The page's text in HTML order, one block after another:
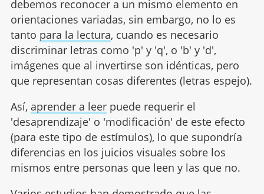
debemos reconocer a un mismo elemento en
orientaciones variadas, sin embargo, no lo es
tanto para la lectura, cuando es necesario
discriminar letras como 'p' y 'q', o 'b' y 'd',
imágenes que al invertirse son idénticas, pero
que representan cosas diferentes (letras espejo).
Así, aprender a leerpuede requerir el
'desaprendizaje' o 'modificación' de este efecto
(para este tipo de estímulos), lo que supondría
diferencias en los juicios visuales sobre los
mismos entre personas que leen y las que no.